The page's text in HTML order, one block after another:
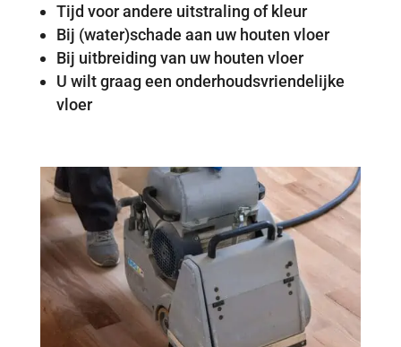
Tijd voor andere uitstraling of kleur
Bij (water)schade aan uw houten vloer
Bij uitbreiding van uw houten vloer
U wilt graag een onderhoudsvriendelijke
vloer